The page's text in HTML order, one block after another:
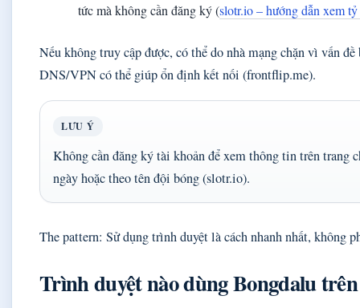
tức mà không cần đăng ký (slotr.io – hướng dẫn xem
Nếu không truy cập được, có thể do nhà mạng chặn vì vấn
DNS/VPN có thể giúp ổn định kết nối (frontflip.me).
LƯU Ý
Không cần đăng ký tài khoản để xem thông tin trên trang
ngày hoặc theo tên đội bóng (slotr.io).
The pattern: Sử dụng trình duyệt là cách nhanh nhất, không
Trình duyệt nào dùng Bongdalu